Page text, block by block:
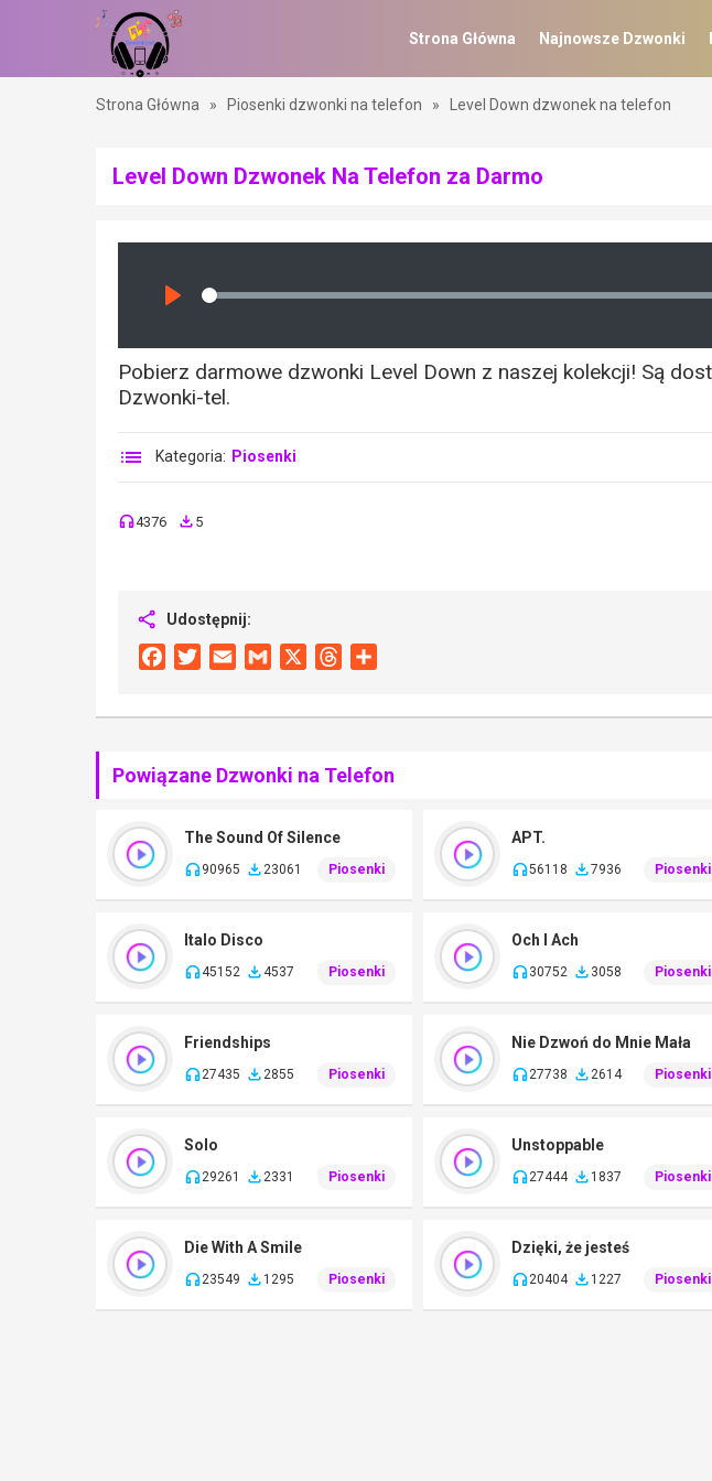
Strona Główna Najnowsze Dzwonki
Strona Główna » Piosenki dzwonki na telefon » Level Down dzwonek na telefon
Level Down Dzwonek Na Telefon za Darmo
Seek
Pobierz darmowe dzwonki Level Down z naszej kolekcji! Są
Dzwonki-tel.
Kategoria: Piosenki
4376 5
Udostępnij:
FacebookTwitterEmail Gmail Threads
Powiązane Dzwonki na Telefon
The Sound Of Silence
90965 23061 Piosenki
APT.
56118 7936 Piosenki
Italo Disco
45152 4537 Piosenki
Och I Ach
30752 3058 Piosenki
Friendships
27435 2855 Piosenki
Nie Dzwoń do Mnie Mała
27738 2614 Piosenki
Solo
29261 2331 Piosenki
Unstoppable
27444 1837 Piosenki
Die With A Smile
23549 1295 Piosenki
Dzięki, że jesteś
20404 1227 Piosenki